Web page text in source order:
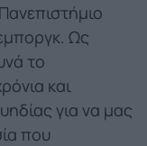
Ως
το
και
για να μας
που